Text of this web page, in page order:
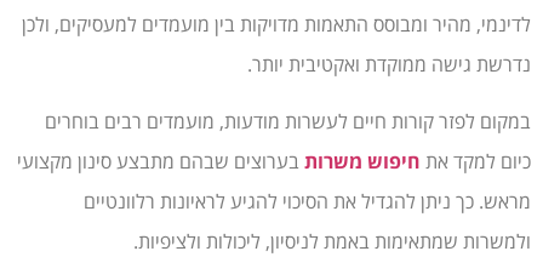
לדינמי, מהיר ומבוסס התאמות מדויקות בין מועמדים למעסיקים, ולכן
נדרשת גישה ממוקדת ואקטיבית יותר.
במקום לפזר קורות חיים לעשרות מודעות, מועמדים רבים בוחרים
כיום למקד את חיפוש משרות בערוצים שבהם מתבצע סינון מקצועי
מראש. כך ניתן להגדיל את הסיכוי להגיע לראיונות רלוונטיים
ולמשרות שמתאימות באמת לניסיון, ליכולות ולציפיות.